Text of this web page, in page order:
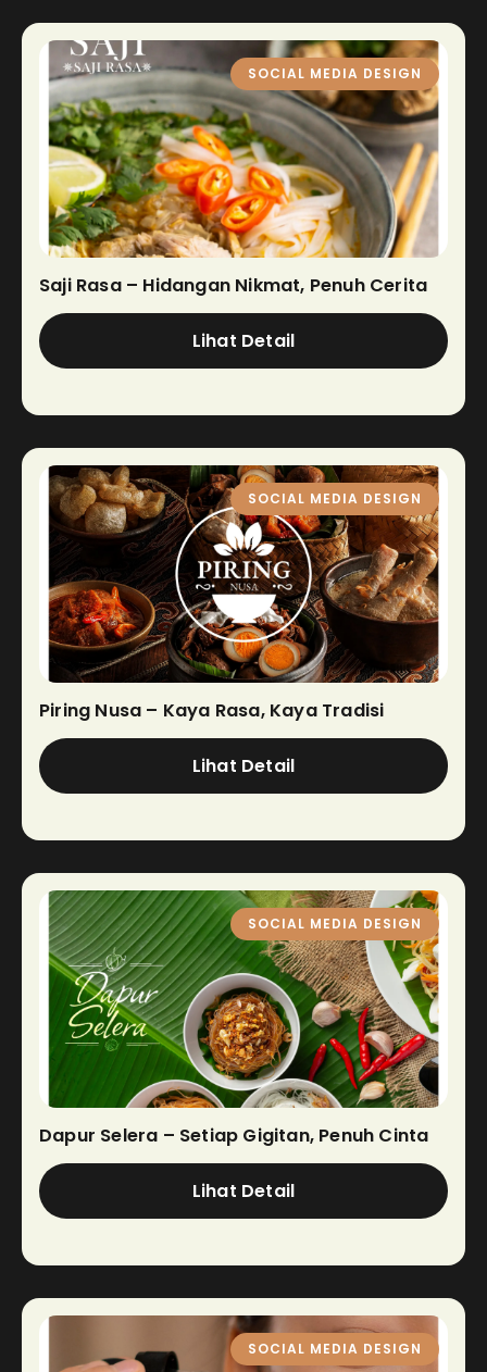
SOCIAL MEDIA DESIGN
Saji Rasa – Hidangan Nikmat, Penuh Cerita
Lihat Detail
SOCIAL MEDIA DESIGN
Piring Nusa – Kaya Rasa, Kaya Tradisi
Lihat Detail
SOCIAL MEDIA DESIGN
Dapur Selera – Setiap Gigitan, Penuh Cinta
Lihat Detail
SOCIAL MEDIA DESIGN